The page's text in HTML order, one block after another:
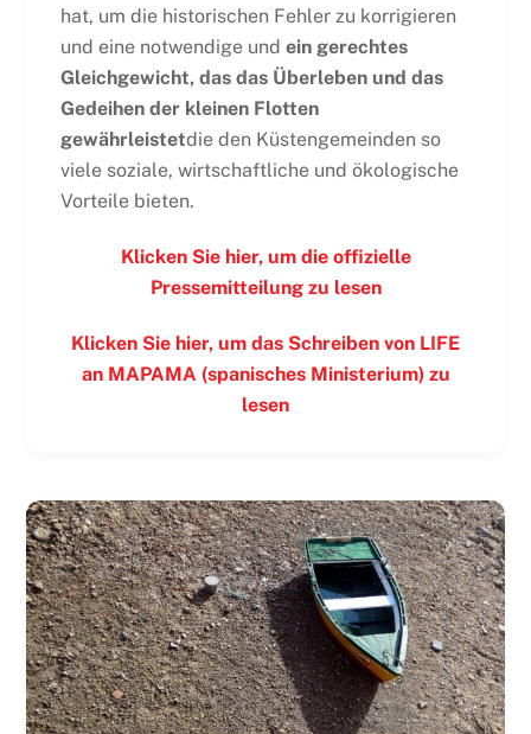
hat, um die historischen Fehler zu korrigieren
und eine notwendige und ein gerechtes
Gleichgewicht, das das Überleben und das
Gedeihen der kleinen Flotten
gewährleistetdie den Küstengemeinden so
viele soziale, wirtschaftliche und ökologische
Vorteile bieten.
Klicken Sie hier, um die offizielle
Pressemitteilung zu lesen
Klicken Sie hier, um das Schreiben von LIFE
an MAPAMA (spanisches Ministerium) zu
lesen